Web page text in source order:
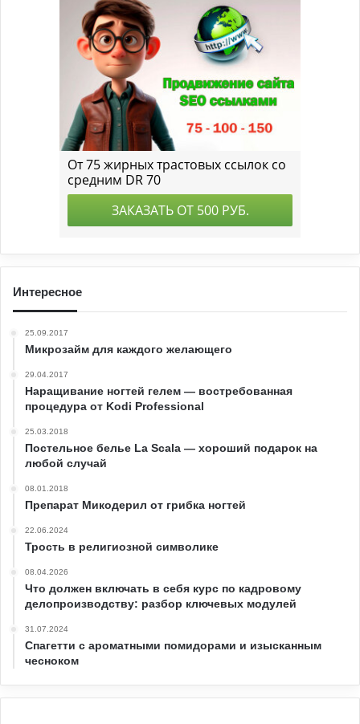
Интересное
25.09.2017
Микрозайм для каждого желающего
29.04.2017
Наращивание ногтей гелем — востребованная
процедура от Kodi Professional
25.03.2018
Постельное белье La Scala — хороший подарок на
любой случай
08.01.2018
Препарат Микодерил от грибка ногтей
22.06.2024
Трость в религиозной символике
08.04.2026
Что должен включать в себя курс по кадровому
делопроизводству: разбор ключевых модулей
31.07.2024
Спагетти с ароматными помидорами и изысканным
чесноком